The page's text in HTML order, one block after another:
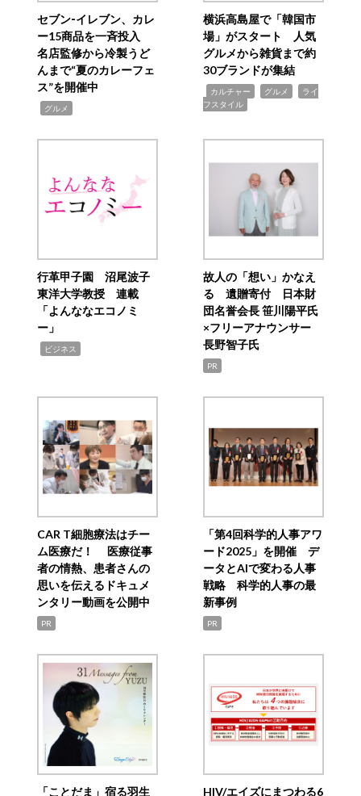
セブン‐イレブン、カレ
ー15商品を一斉投入
名店監修から冷製うど
んまで“夏のカレーフェ
ス”を開催中
グルメ
横浜高島屋で「韓国市
場」がスタート 人気
グルメから雑貨まで約
30ブランドが集結
カルチャー グルメ
ライ
フスタイル
行革甲子園 沼尾波子
東洋大学教授 連載
「よんななエコノミ
ー」
ビジネス
故人の「想い」かなえ
る 遺贈寄付 日本財
団名誉会長 笹川陽平氏
×フリーアナウンサー
長野智子氏
PR
CAR T細胞療法はチー
ム医療だ！ 医療従事
者の情熱、患者さんの
思いを伝えるドキュメ
ンタリー動画を公開中
PR
「第4回科学的人事アワ
ード2025」を開催 デ
ータとAIで変わる人事
戦略 科学的人事の最
新事例
PR
「ことだま」宿る羽生
HIV/エイズにまつわる6